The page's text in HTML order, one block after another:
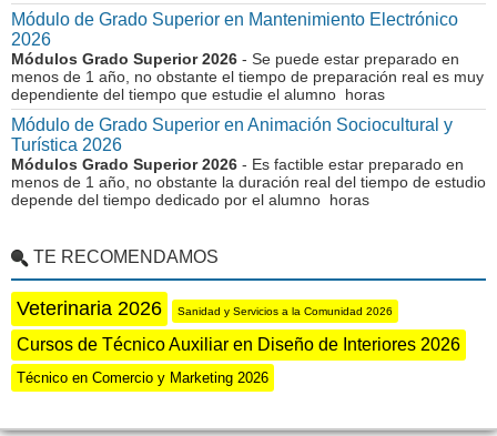
Módulo de Grado Superior en Mantenimiento Electrónico
2026
Módulos Grado Superior 2026 - Se puede estar preparado en
menos de 1 año, no obstante el tiempo de preparación real es muy
dependiente del tiempo que estudie el alumno horas
Módulo de Grado Superior en Animación Sociocultural y
Turística 2026
Módulos Grado Superior 2026 - Es factible estar preparado en
menos de 1 año, no obstante la duración real del tiempo de estudio
depende del tiempo dedicado por el alumno horas
TE RECOMENDAMOS
Veterinaria 2026 Sanidad y Servicios a la Comunidad 2026
Cursos de Técnico Auxiliar en Diseño de Interiores 2026
Técnico en Comercio y Marketing 2026